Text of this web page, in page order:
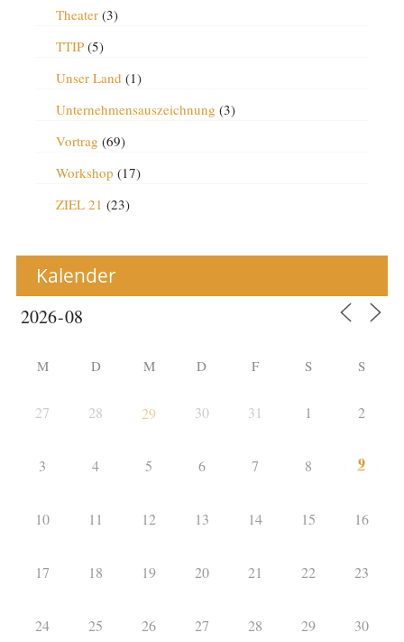
Theater(3)
TTIP(5)
Unser Land (1)
Unternehmensauszeichnung (3)
Vortrag (69)
Workshop (17)
ZIEL 21 (23)
Kalender
M D M D F S S
27 28 29 30 31 1 2
3 4 5 6 7 8 9
10 11 12 13 14 15 16
17 18 19 20 21 22 23
24 25 26 27 28 29 30